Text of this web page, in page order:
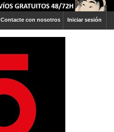
Iniciar sesión
Contacte con nosotros